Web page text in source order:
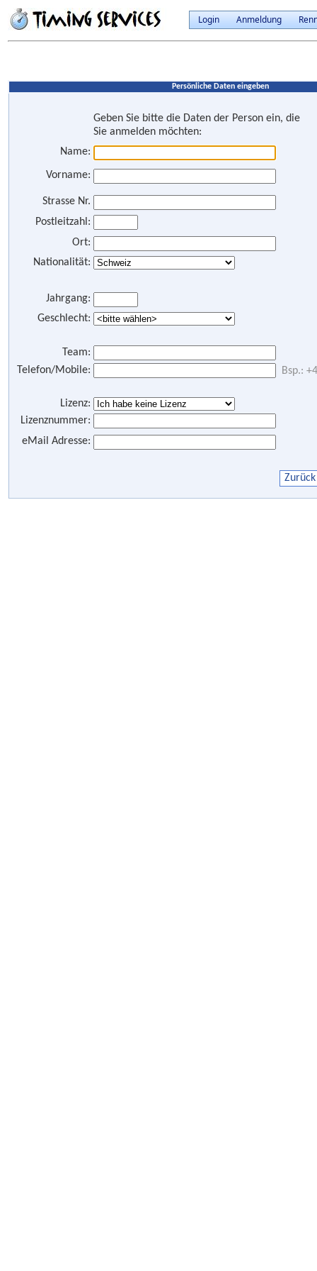
Login Anmeldung
Persönliche Daten eingeben
Geben Sie bitte die Daten der Person ein, die
Sie anmelden möchten:
Name:
Vorname:
Strasse Nr.
Postleitzahl:
Ort:
Nationalität:
Jahrgang:
Geschlecht:
Team:
Telefon/Mobile:
Bsp.:
Lizenz:
Lizenznummer:
eMail Adresse: